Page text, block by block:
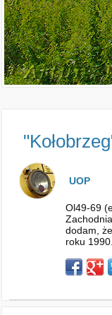
UOP
Ol49-69
dodam,
roku